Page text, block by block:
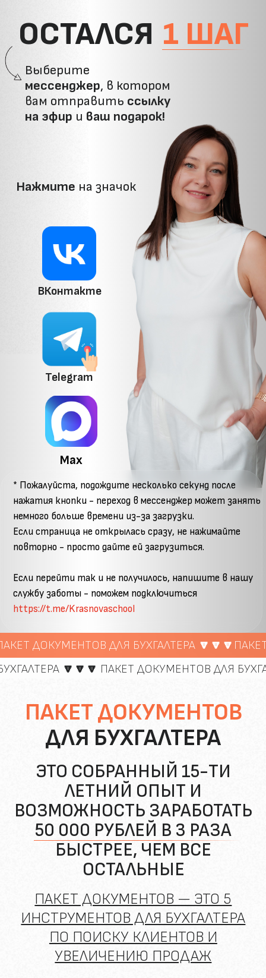
ОСТАЛСЯ 1 ШАГ
вам отправить
на эфириваш подарок!
ДОКУМЕНТОВ ДЛЯ БУХГАЛТЕРА ПАКЕТ ДОКУМЕНТОВ ДЛЯ
* Пожалуйста, подождите несколько секунд после
нажатия кнопки - переход в мессенджер может занять
немного больше времени из-за загрузки.
Если страница не открылась сразу, не нажимайте
повторно - просто дайте ей загрузиться.
Если перейти так и не получилось, напишите в нашу
службу заботы - поможем подключиться
https://t.me/Krasnovaschool
ЭТО СОБРАННЫЙ 15-ТИ
ВОЗМОЖНОСТЬ ЗАРАБОТАТЬ
50 000 РУБЛЕЙ В 3 РАЗА
БЫСТРЕЕ, ЧЕМ ВСЕ
ПАКЕТ ДОКУМЕНТОВ
ДЛЯ БУХГАЛТЕРА
ПАКЕТ ДОКУМЕНТОВ — ЭТО 5
ИНСТРУМЕНТОВ ДЛЯ БУХГАЛТЕРА
ПО ПОИСКУ КЛИЕНТОВ И
Электронные сервисы
для
удаленного бухгалтера ИП
1.
Топ 5 самых эффективных каналов
поиска клиентов для бухгалтеров в
2024 году (по результатам опроса
300+ действующих бухгалтеров)
2.
, которые помогают
обслуживание (9 сайтов с плюсами и
минусами каждого)
3.
Инструкция «Как написать
4.